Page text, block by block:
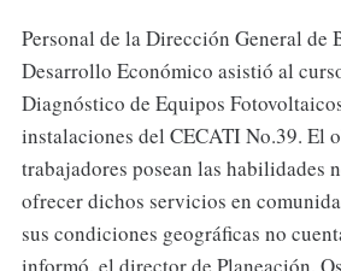
Personal de la Dirección General de
Desarrollo Económico asistió al
Diagnóstico de Equipos
instalaciones del CECATI No.39. El
trabajadores posean las habilidades
ofrecer dichos servicios en
sus condiciones geográficas no
informó, el director de Planeación,